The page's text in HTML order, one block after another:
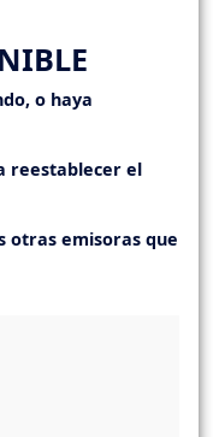
o haya
reestablecer el
otras emisoras que